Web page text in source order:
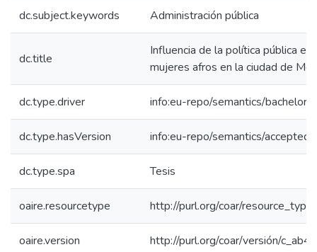
dc.subject.keywords Administración pública
dc.title
Influencia de la política pública
mujeres afros en la ciudad de
dc.type.driver info:eu-repo/semantics/
dc.type.hasVersion info:eu-repo/semantics/
dc.type.spa Tesis
oaire.resourcetype http://purl.org/coar/
oaire.version http://purl.org/coar/versión/